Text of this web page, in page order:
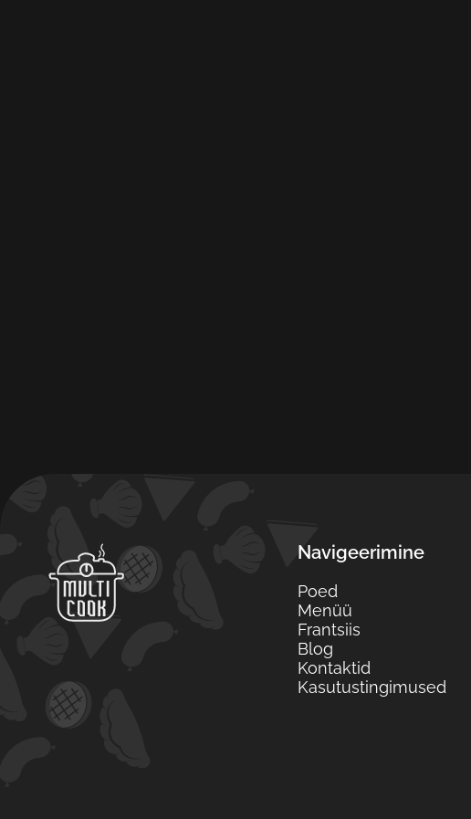
Navigeerimine
Poed
Menüü
Frantsiis
Blog
Kontaktid
Kasutustingimused